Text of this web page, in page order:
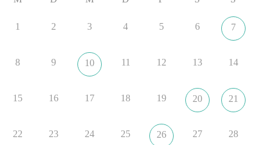
aus der NATO. Ein Gipfel, der mehr nach Rüstungsdeal als
nach Friedenspolitik klingt, wird niemals Sicherheit schaffen,
https://www.tagesschau.de/ausland/asien/nato-
#Sicherheit
1 2 3 4 5 6 7
8 9 10 11 12 13 14
15 16 17 18 19 20 21
22 23 24 25 26 27 28